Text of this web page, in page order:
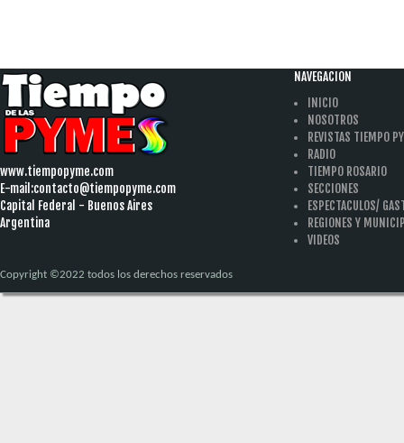
www.tiempopyme.com
E-mail:contacto@tiempopyme.com
Capital Federal - Buenos Aires
Argentina
NAVEGACION
INICIO
NOSOTROS
REVISTAS TIEMPO
RADIO
TIEMPO ROSARIO
SECCIONES
ESPECTACULOS/
REGIONES Y
VIDEOS
Copyright ©2022 todos los derechos reservados